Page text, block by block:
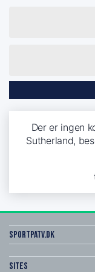
Der er ingen
Sutherland,
SportPaTV.dk
Sites